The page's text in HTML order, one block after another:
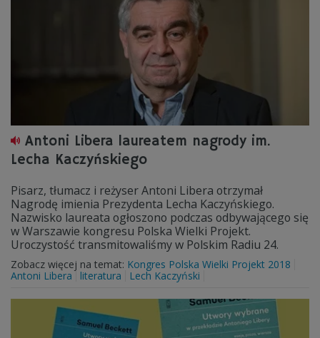
Antoni Libera laureatem nagrody im.
Lecha Kaczyńskiego
Pisarz, tłumacz i reżyser Antoni Libera otrzymał
Nagrodę imienia Prezydenta Lecha Kaczyńskiego.
Nazwisko laureata ogłoszono podczas odbywającego się
w Warszawie kongresu Polska Wielki Projekt.
Uroczystość transmitowaliśmy w Polskim Radiu 24.
Zobacz więcej na temat: Kongres Polska Wielki Projekt 2018
Antoni Libera
literatura Lech Kaczyński